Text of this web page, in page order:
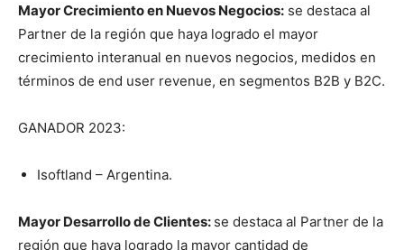
Mayor Crecimiento en Nuevos Negocios: se destaca al
Partner de la región que haya logrado el mayor
crecimiento interanual en nuevos negocios, medidos en
términos de end user revenue, en segmentos B2B y B2C.
GANADOR 2023:
Isoftland – Argentina.
Mayor Desarrollo de Clientes: se destaca al Partner de la
región que haya logrado la mayor cantidad de